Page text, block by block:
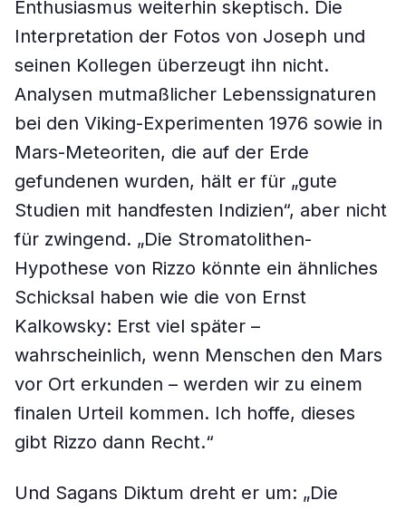
Enthusiasmus weiterhin skeptisch. Die
Interpretation der Fotos von Joseph und
seinen Kollegen überzeugt ihn nicht.
Analysen mutmaßlicher Lebenssignaturen
bei den Viking-Experimenten 1976 sowie in
Mars-Meteoriten, die auf der Erde
gefundenen wurden, hält er für „gute
Studien mit handfesten Indizien“, aber nicht
für zwingend. „Die Stromatolithen-
Hypothese von Rizzo könnte ein ähnliches
Schicksal haben wie die von Ernst
Kalkowsky: Erst viel später –
wahrscheinlich, wenn Menschen den Mars
vor Ort erkunden – werden wir zu einem
finalen Urteil kommen. Ich hoffe, dieses
gibt Rizzo dann Recht.“
Und Sagans Diktum dreht er um: „Die